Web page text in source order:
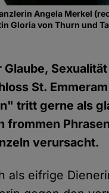
Angela Merkel
Gloria von Thurn und
St.
tritt gerne als
frommen
verursacht.
als eifrige